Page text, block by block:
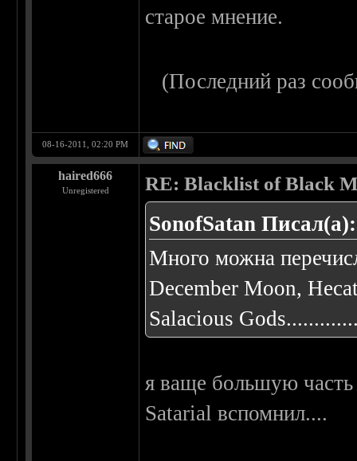
старое мнение.
(Последний раз
08-16-2011, 02:20 PM
haired666
Unregistered RE: Blacklist of Black
SonofSatan Писал(а):
Много можна
December Moon,
Salacious
я ваще большую
Satarial вспомнил....